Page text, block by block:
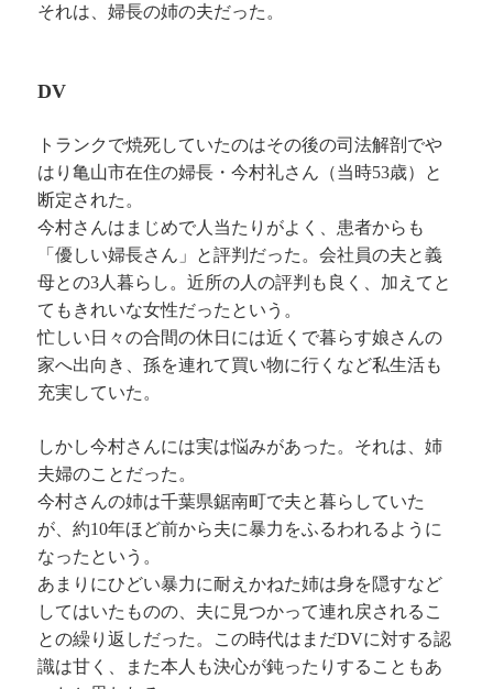
それは、婦長の姉の夫だった。
DV
トランクで焼死していたのはその後の司法解剖でや
はり亀山市在住の婦長・今村礼さん（当時53歳）と
断定された。
今村さんはまじめで人当たりがよく、患者からも
「優しい婦長さん」と評判だった。会社員の夫と義
母との3人暮らし。近所の人の評判も良く、加えてと
てもきれいな女性だったという。
忙しい日々の合間の休日には近くで暮らす娘さんの
家へ出向き、孫を連れて買い物に行くなど私生活も
充実していた。
しかし今村さんには実は悩みがあった。それは、姉
夫婦のことだった。
今村さんの姉は千葉県鋸南町で夫と暮らしていた
が、約10年ほど前から夫に暴力をふるわれるように
なったという。
あまりにひどい暴力に耐えかねた姉は身を隠すなど
してはいたものの、夫に見つかって連れ戻されるこ
との繰り返しだった。この時代はまだDVに対する認
識は甘く、また本人も決心が鈍ったりすることもあ